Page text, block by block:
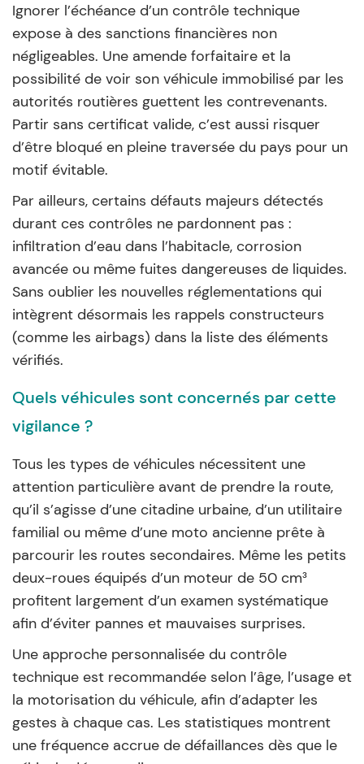
Ignorer l’échéance d’un contrôle technique
expose à des sanctions financières non
négligeables. Une amende forfaitaire et la
possibilité de voir son véhicule immobilisé par les
autorités routières guettent les contrevenants.
Partir sans certificat valide, c’est aussi risquer
d’être bloqué en pleine traversée du pays pour un
motif évitable.
Par ailleurs, certains défauts majeurs détectés
durant ces contrôles ne pardonnent pas :
infiltration d’eau dans l’habitacle, corrosion
avancée ou même fuites dangereuses de liquides.
Sans oublier les nouvelles réglementations qui
intègrent désormais les rappels constructeurs
(comme les airbags) dans la liste des éléments
vérifiés.
Quels véhicules sont concernés par cette
vigilance ?
Tous les types de véhicules nécessitent une
attention particulière avant de prendre la route,
qu’il s’agisse d’une citadine urbaine, d’un utilitaire
familial ou même d’une moto ancienne prête à
parcourir les routes secondaires. Même les petits
deux-roues équipés d’un moteur de 50 cm³
profitent largement d’un examen systématique
afin d’éviter pannes et mauvaises surprises.
Une approche personnalisée du contrôle
technique est recommandée selon l’âge, l’usage et
la motorisation du véhicule, afin d’adapter les
gestes à chaque cas. Les statistiques montrent
une fréquence accrue de défaillances dès que le